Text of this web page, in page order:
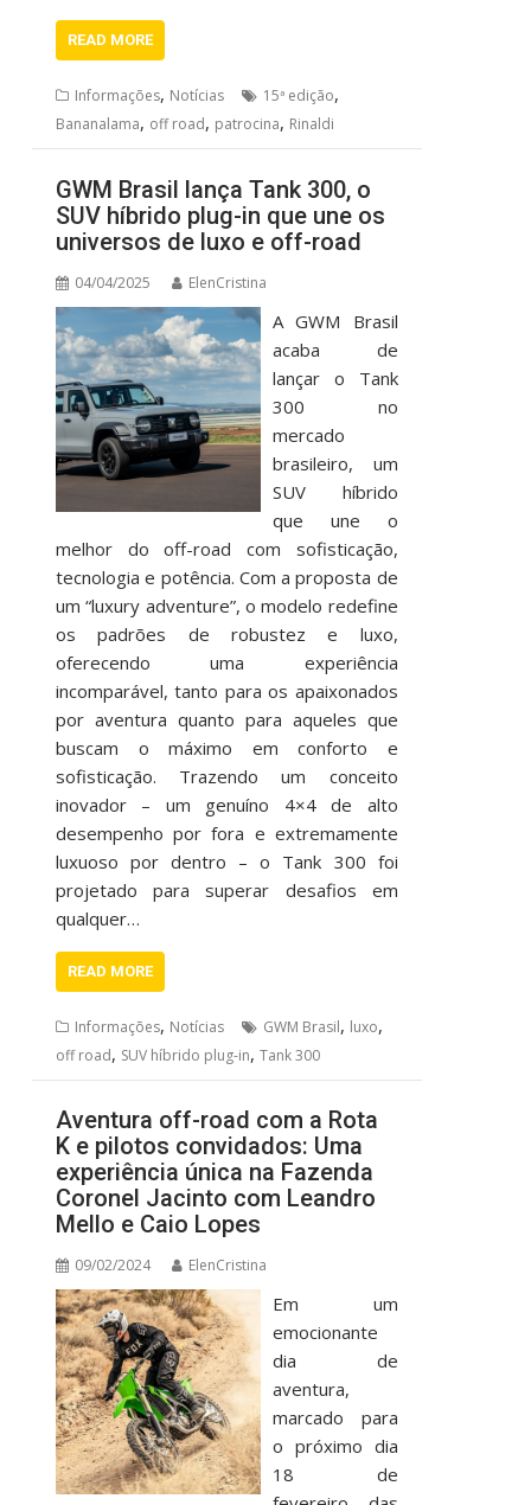
READ MORE
Informações, Notícias 15ª edição,
Bananalama, off road, patrocina, Rinaldi
GWM Brasil lança Tank 300, o
SUV híbrido plug-in que une os
universos de luxo e off-road
04/04/2025 ElenCristina
A GWM Brasil
acaba de
lançar o Tank
300 no
mercado
brasileiro, um
SUV híbrido
que une o
melhor do off-road com sofisticação,
tecnologia e potência. Com a proposta de
um “luxury adventure”, o modelo redefine
os padrões de robustez e luxo,
oferecendo uma experiência
incomparável, tanto para os apaixonados
por aventura quanto para aqueles que
buscam o máximo em conforto e
sofisticação. Trazendo um conceito
inovador – um genuíno 4×4 de alto
desempenho por fora e extremamente
luxuoso por dentro – o Tank 300 foi
projetado para superar desafios em
qualquer…
READ MORE
Informações, Notícias GWM Brasil, luxo,
off road, SUV híbrido plug-in, Tank 300
Aventura off-road com a Rota
K e pilotos convidados: Uma
experiência única na Fazenda
Coronel Jacinto com Leandro
Mello e Caio Lopes
09/02/2024 ElenCristina
Em um
emocionante
dia de
aventura,
marcado para
o próximo dia
18 de